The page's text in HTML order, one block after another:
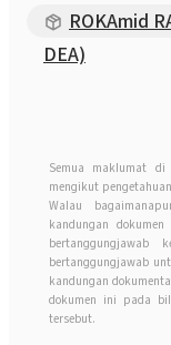
ROKAmid
DEA)
Semua maklumat
mengikut
Walau
kandungan
bertanggungjawab
bertanggungjawab
kandungan
dokumen ini pada
tersebut.